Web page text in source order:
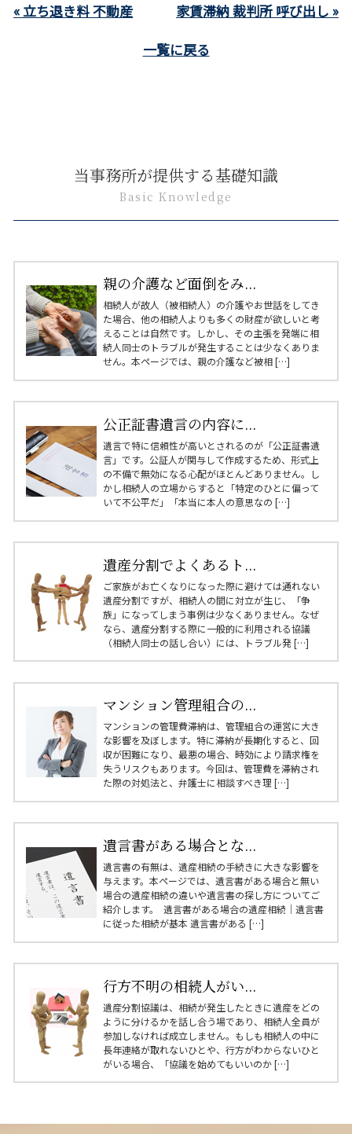
« 立ち退き料 不動産
家賃滞納 裁判所 呼び出し »
一覧に戻る
当事務所が提供する基礎知識
Basic Knowledge
親の介護など面倒をみ...
相続人が故人（被相続人）の介護やお世話をしてき
た場合、他の相続人よりも多くの財産が欲しいと考
えることは自然です。しかし、その主張を発端に相
続人同士のトラブルが発生することは少なくありま
せん。本ページでは、親の介護など被相 […]
公正証書遺言の内容に...
遺言で特に信頼性が高いとされるのが「公正証書遺
言」です。公証人が関与して作成するため、形式上
の不備で無効になる心配がほとんどありません。し
かし相続人の立場からすると「特定のひとに偏って
いて不公平だ」「本当に本人の意思なの […]
遺産分割でよくあるト...
ご家族がお亡くなりになった際に避けては通れない
遺産分割ですが、相続人の間に対立が生じ、「争
族」になってしまう事例は少なくありません。なぜ
なら、遺産分割する際に一般的に利用される協議
（相続人同士の話し合い）には、トラブル発 […]
マンション管理組合の...
マンションの管理費滞納は、管理組合の運営に大き
な影響を及ぼします。特に滞納が長期化すると、回
収が困難になり、最悪の場合、時効により請求権を
失うリスクもあります。今回は、管理費を滞納され
た際の対処法と、弁護士に相談すべき理 […]
遺言書がある場合とな...
遺言書の有無は、遺産相続の手続きに大きな影響を
与えます。本ページでは、遺言書がある場合と無い
場合の遺産相続の違いや遺言書の探し方についてご
紹介します。 遺言書がある場合の遺産相続｜遺言書
に従った相続が基本 遺言書がある […]
行方不明の相続人がい...
遺産分割協議は、相続が発生したときに遺産をどの
ように分けるかを話し合う場であり、相続人全員が
参加しなければ成立しません。もしも相続人の中に
長年連絡が取れないひとや、行方がわからないひと
がいる場合、「協議を始めてもいいのか […]